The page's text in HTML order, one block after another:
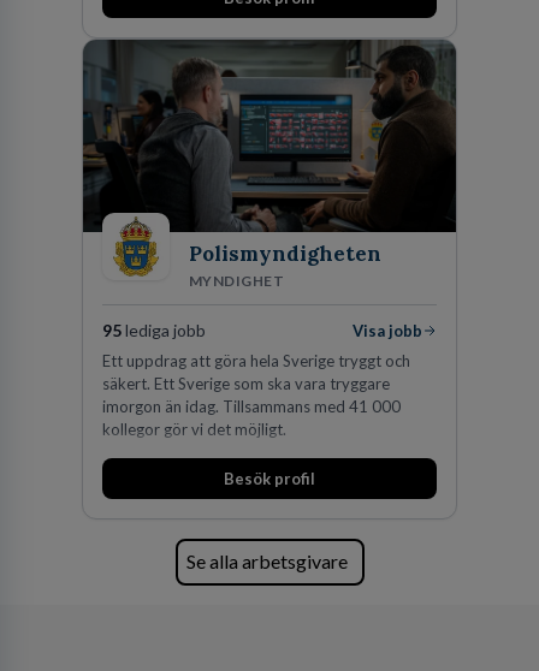
marknadsledande position. Våra klienter väljer
skydda, utveckla och kommersialisera
företagets viktigaste tillgångar.
Polismyndigheten
MYNDIGHET
95lediga jobb
Visa jobb
Ett uppdrag att göra hela Sverige tryggt och
säkert. Ett Sverige som ska vara tryggare
imorgon än idag. Tillsammans med 41 000
kollegor gör vi det möjligt.
Besök profil
Se alla arbetsgivare